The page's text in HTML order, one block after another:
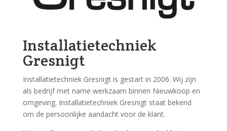
Installatietechniek
Gresnigt
Installatietechniek Gresnigt is gestart in 2006. Wij zijn
als bedrijf met name werkzaam binnen Nieuwkoop en
omgeving. Installatietechniek Gresnigt staat bekend
om de persoonlijke aandacht voor de klant.